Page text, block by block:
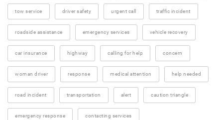
tow service driver safety urgent call traffic incident
roadside assistance emergency services vehicle recovery
car insurance highway calling for help concern
woman driver response medical attention help needed
road incident transportation alert caution triangle
emergency response contacting services